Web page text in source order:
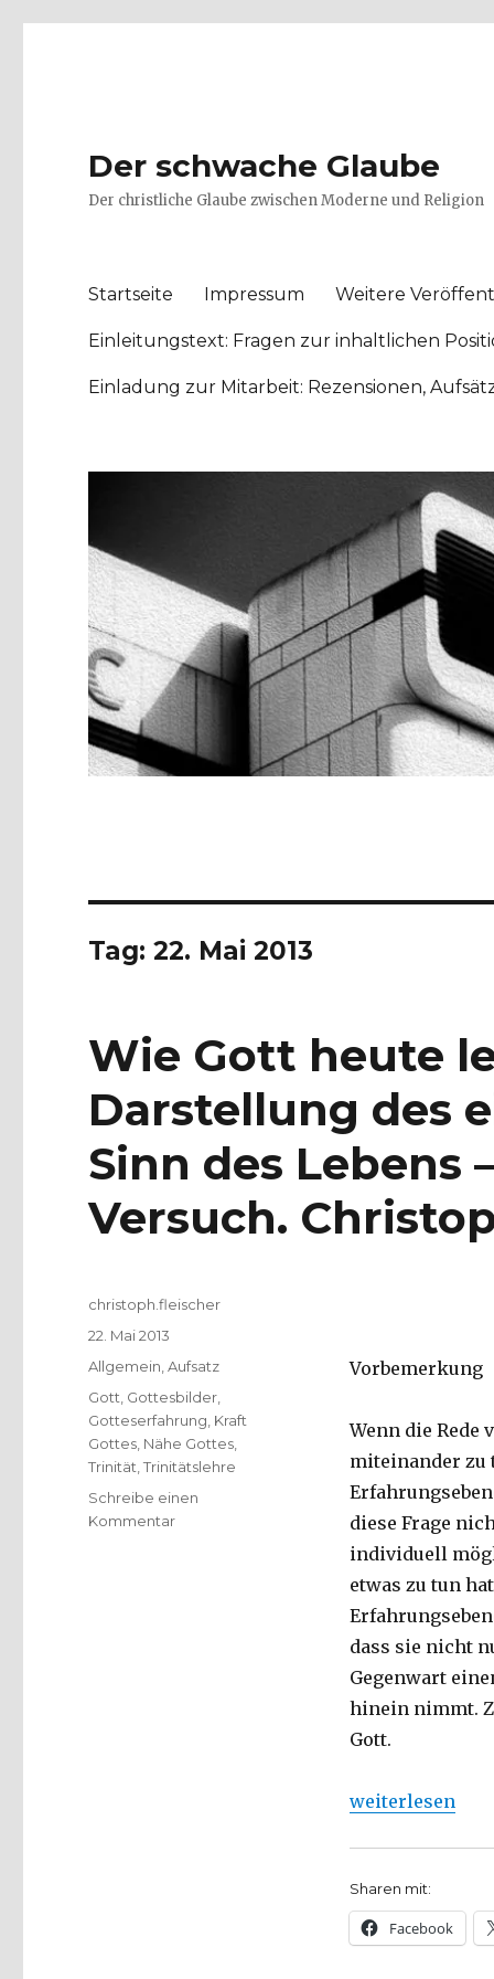
Der schwache Glaube
Der christliche Glaube zwischen Moderne und Religion
Startseite Impressum Weitere
Einleitungstext: Fragen zur inhaltlichen
Einladung zur Mitarbeit: Rezensionen,
Tag:22. Mai 2013
Wie Gott heute
Darstellung des
Sinn des Lebens
Versuch.
Vorbemerkung
Wenn die Rede
miteinander zu
diese Frage
individuell
etwas zu tun
dass sie nicht
Gegenwart
hinein nimmt.
Gott.
„Wie Gott
weiterlesen
Sharen mit:
Facebook
Autor
christoph.fleischer
Veröffentlicht
am
22. Mai 2013
Kategorien
Allgemein ,Aufsatz
Schlagwörter
Gott Gottesbilder
Gotteserfahrung Kraft
Gottes Nähe Gottes
Trinität ,Trinitätslehre
Schreibe einen
Kommentarzu